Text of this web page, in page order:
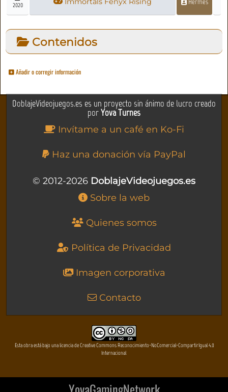
2020
Contenidos
Añadir o corregir información
DoblajeVideojuegos.es es un proyecto sin ánimo de lucro creado
porYova Turnes
Invítame a un café en Ko-Fi
Haz una donación vía PayPal
© 2012-2026 DoblajeVideojuegos.es
Sobre la web
Quienes somos
Política de Privacidad
Imagen corporativa
Contacto
Esta obra está bajo una licencia de Creative Commons Reconocimiento-NoComercial-CompartirIgual 4.0
Internacional